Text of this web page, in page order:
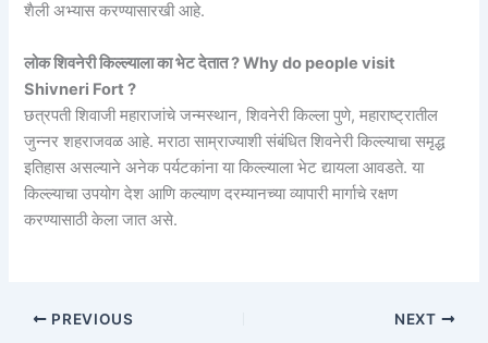
शैली अभ्यास करण्यासारखी आहे.
लोक शिवनेरी किल्ल्याला का भेट देतात ? Why do people visit
Shivneri Fort ?
छत्रपती शिवाजी महाराजांचे जन्मस्थान, शिवनेरी किल्ला पुणे, महाराष्ट्रातील
जुन्नर शहराजवळ आहे. मराठा साम्राज्याशी संबंधित शिवनेरी किल्ल्याचा समृद्ध
इतिहास असल्याने अनेक पर्यटकांना या किल्ल्याला भेट द्यायला आवडते. या
किल्ल्याचा उपयोग देश आणि कल्याण दरम्यानच्या व्यापारी मार्गाचे रक्षण
करण्यासाठी केला जात असे.
PREVIOUS NEXT